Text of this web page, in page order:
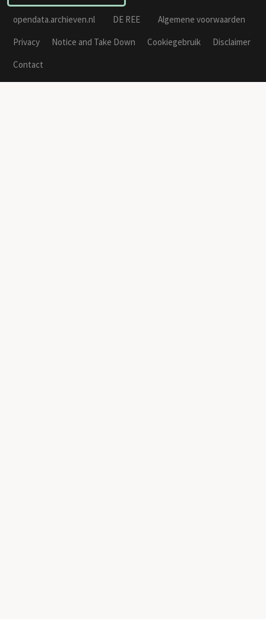
opendata.archieven.nl DE REE
Algemene voorwaarden
Privacy
Notice and Take Down Cookiegebruik
Disclaimer
Contact